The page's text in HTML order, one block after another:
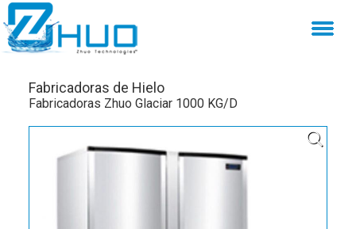
Fabricadoras de Hielo
Fabricadoras Zhuo Glaciar 1000 KG/D